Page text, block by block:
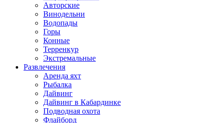
Авторские
Винодельни
Водопады
Горы
Конные
Терренкур
Экстремальные
Развлечения
Аренда яхт
Рыбалка
Дайвинг
Дайвинг в Кабардинке
Подводная охота
Флайборд